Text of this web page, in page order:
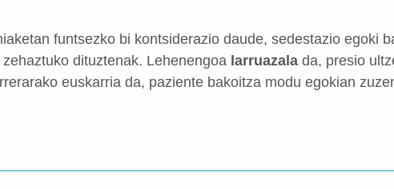
funtsezko bi kontsiderazio daude, sedestazio egoki
dituztenak. Lehenengoa larruazalada, presio
euskarria da, paziente bakoitza modu egokian